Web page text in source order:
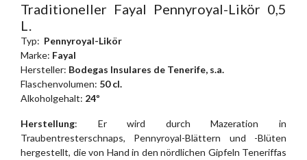
Traditioneller Fayal Pennyroyal-Likör 0,5
L.
Typ: Pennyroyal-Likör
Marke: Fayal
Hersteller: Bodegas Insulares de Tenerife, s.a.
Flaschenvolumen: 50 cl.
Alkoholgehalt: 24º
Herstellung: Er wird durch Mazeration in
Traubentresterschnaps, Pennyroyal-Blättern und -Blüten
hergestellt, die von Hand in den nördlichen Gipfeln Teneriffas